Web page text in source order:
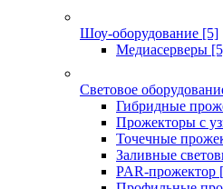
Шоу-оборудование [5]
Медиасерверы
Световое
Гибридные
Прожекторы с
Точечные
Заливные
PAR-прожектор